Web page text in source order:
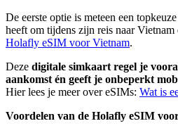
De eerste optie is meteen een
heeft om tijdens zijn reis naar
Holafly eSIM voor Vietnam.
Deze digitale simkaart regel je
aankomst én geeft je onbeperkt
Hier lees je meer over eSIMs: Wat is
Voordelen van de Holafly eSIM